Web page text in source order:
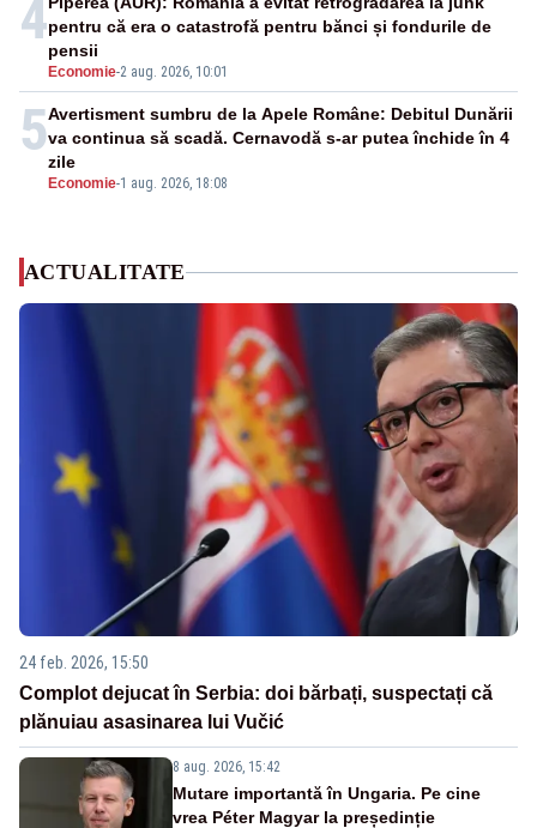
4
Economie-2 aug. 2026, 10:01
pentru că era o catastrofă pentru bănci și fondurile de
pensii
5
Economie-1 aug. 2026, 18:08
Avertisment sumbru de la Apele Române: Debitul Dunării
va continua să scadă. Cernavodă s-ar putea închide în 4
zile
ACTUALITATE
24 feb. 2026, 15:50
Complot dejucat în Serbia: doi bărbați, suspectați că
plănuiau asasinarea lui Vučić
8 aug. 2026, 15:42
Mutare importantă în Ungaria. Pe cine
vrea Péter Magyar la președinție